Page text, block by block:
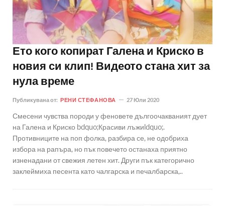
Ето кого копират Галена и Криско в
новия си клип! Видеото стана хит за
нула време
Публикувана от: РЕНИ СТЕФАНОВА 27 Юли 2020
Смесени чувства породи у феновете дългоочакваният дует
на Галена и Криско bdquo;Красиви лъжиldquo;.
Противниците на поп фолка, разбира се, не одобриха
избора на рапъра, но пък повечето останаха приятно
изненадани от свежия летен хит. Други пък категорично
заклеймиха песента като чалгарска и печалбарска,..